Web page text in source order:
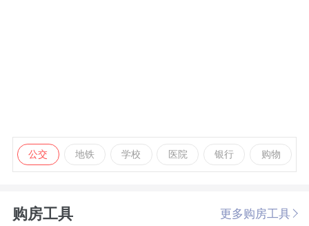
公交 地铁 学校 医院 银行 购物
购房工具 更多购房工具